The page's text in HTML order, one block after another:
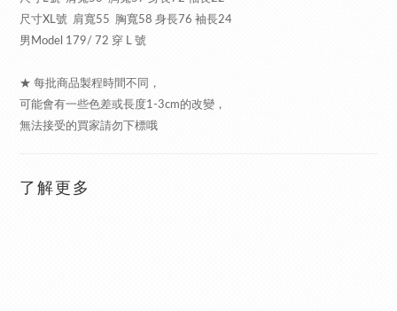
尺寸XL號 肩寬55 胸寬58 身長76 袖長24
男Model 179/ 72 穿 L 號
★ 每批商品製程時間不同，
可能會有一些色差或長度1-3cm的改變，
無法接受的買家請勿下標哦
了解更多